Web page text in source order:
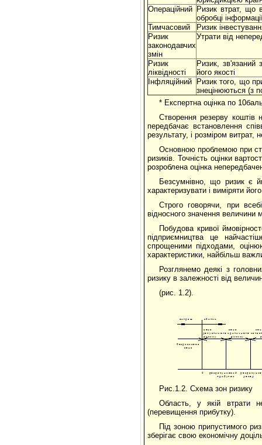
Операційний Ризик втрат, що
обробці
Тимчасовий
Ризик
Ризик
законодавчих
змін
Утрати від
Ризик
ліквідності
Ризик, зв'язаний
його якості
Інфляційний
Ризик того, що
знецінюються (з
* Експертна оцінка по
Створення резерву коштів
передбачає встановлення
результату, і розміром витрат,
Основною проблемою при
ризиків. Точність оцінки
розроблена оцінка
Безсумнівно, що ризик є
характеризувати і виміряти
Строго говорячи, при
відносного значення величини
Побудова кривої
підприємництва це
спрощеними підходами,
характеристики, найбільш
Розглянемо деякі з
ризику в залежності від
(рис. 1.2).
Рис.1.2. Схема зон ризику
Область, у якій втрати
(перевищення прибутку).
Під зоною припустимого
зберігає свою економічну